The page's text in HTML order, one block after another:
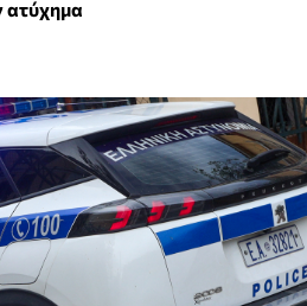
ατύχημα